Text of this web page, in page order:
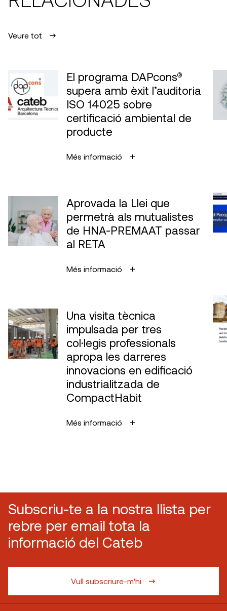
Veure tot
El programa DAPcons®
supera amb èxit l’auditoria
ISO 14025 sobre
certificació ambiental de
producte
Més informació
Aprovada la Llei que
permetrà als mutualistes
de HNA-PREMAAT passar
al RETA
Més informació
Una visita tècnica
impulsada per tres
col·legis professionals
apropa les darreres
innovacions en edificació
industrialitzada de
CompactHabit
Més informació
Subscriu-te a la nostra llista per
rebre per email tota la
informació del Cateb
Vull subscriure-m'hi